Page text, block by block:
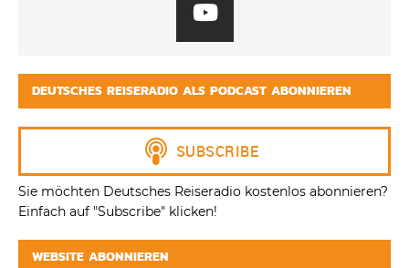
DEUTSCHES REISERADIO ALS PODCAST ABONNIEREN
Sie möchten Deutsches Reiseradio kostenlos abonnieren?
Einfach auf "Subscribe" klicken!
WEBSITE ABONNIEREN